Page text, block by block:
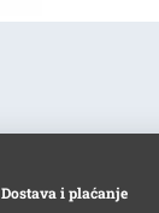
Dostava i plaćanje